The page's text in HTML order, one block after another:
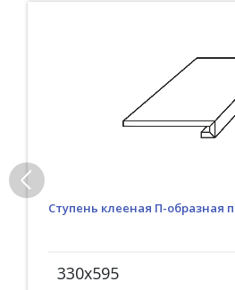
Ступень клееная П-образная
330x595